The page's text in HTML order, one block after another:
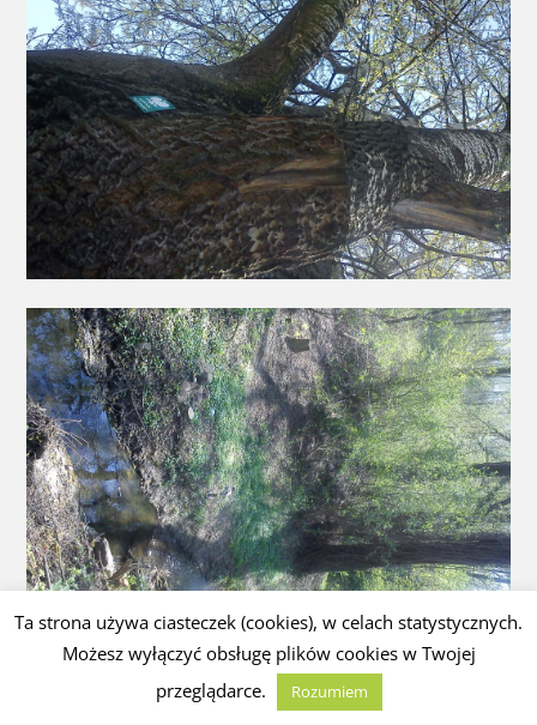
Strumień w drodze na Górę Czerwonoprądnicką – kiedyś
Ta strona używa ciasteczek (cookies), w celach statystycznych.
Możesz wyłączyć obsługę plików cookies w Twojej
przeglądarce.
Rozumiem